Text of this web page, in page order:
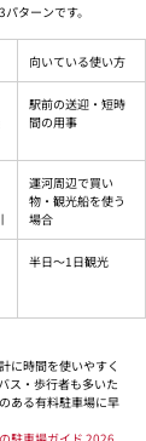
ターンです。
向いている使い方
駅前の送迎・短時
間の用事
運河周辺で買い
物・観光船を使う
場合
半日〜1日観光
に時間を使いやすく
ス・歩行者も多いた
ある有料駐車場に早